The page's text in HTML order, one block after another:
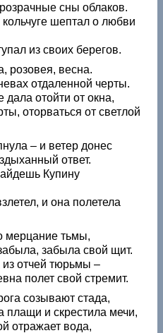
сны облаков.
шептал о любви
из своих берегов.
розовея, весна.
отдаленной черты.
отойти от окна,
оторваться от светлой
– и ветер донес
ответ.
Купину
и она полетела
мерцание тьмы,
забыла свой щит.
из отчей тюрьмы –
полет свой стремит.
созывают стада,
плащи и скрестила мечи,
отражает вода,